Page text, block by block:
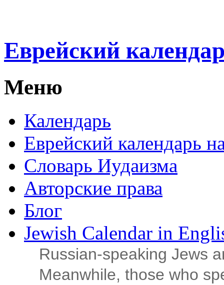
Еврейский
Меню
Календарь
Еврейский календарь
Словарь Иудаизма
Авторские права
Блог
Jewish Calendar in
Russian‑speaking Jews
Meanwhile, those who